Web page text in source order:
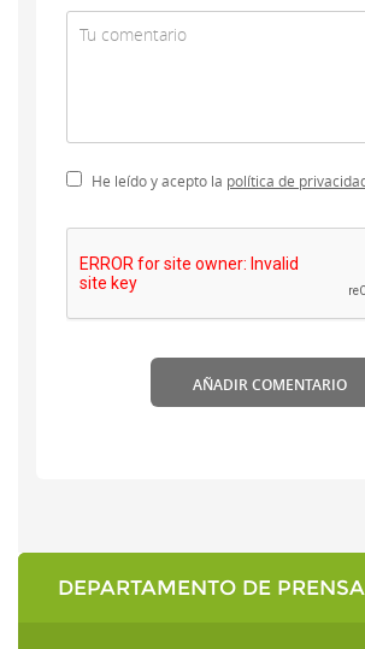
He leído y acepto la política de
AÑADIR COMENTARIO
DEPARTAMENTO DE